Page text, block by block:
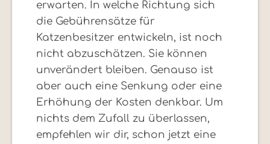
erwarten. In welche Richtung sich
die Gebührensätze für
Katzenbesitzer entwickeln, ist noch
nicht abzuschätzen. Sie können
unverändert bleiben. Genauso ist
aber auch eine Senkung oder eine
Erhöhung der Kosten denkbar. Um
nichts dem Zufall zu überlassen,
empfehlen wir dir, schon jetzt eine